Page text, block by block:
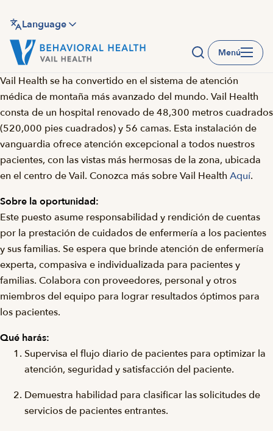
contenido
principal
Language
Menú
Vail Health se ha convertido en el sistema de atención
médica de montaña más avanzado del mundo. Vail Health
consta de un hospital renovado de 48,300 metros cuadrados
(520,000 pies cuadrados) y 56 camas. Esta instalación de
vanguardia ofrece atención excepcional a todos nuestros
pacientes, con las vistas más hermosas de la zona, ubicada
en el centro de Vail. Conozca más sobre Vail Health Aquí.
Sobre la oportunidad:
Este puesto asume responsabilidad y rendición de cuentas
por la prestación de cuidados de enfermería a los pacientes
y sus familias. Se espera que brinde atención de enfermería
experta, compasiva e individualizada para pacientes y
familias. Colabora con proveedores, personal y otros
miembros del equipo para lograr resultados óptimos para
los pacientes.
Qué harás:
Supervisa el flujo diario de pacientes para optimizar la
atención, seguridad y satisfacción del paciente.
Demuestra habilidad para clasificar las solicitudes de
servicios de pacientes entrantes.